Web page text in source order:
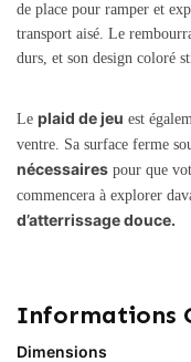
de place pour ramper et
transport aisé. Le
durs, et son design coloré
Le plaid de jeu est
ventre. Sa surface ferme
nécessaires pour que
commencera à explorer
d’atterrissage douce.
Informations
Dimensions